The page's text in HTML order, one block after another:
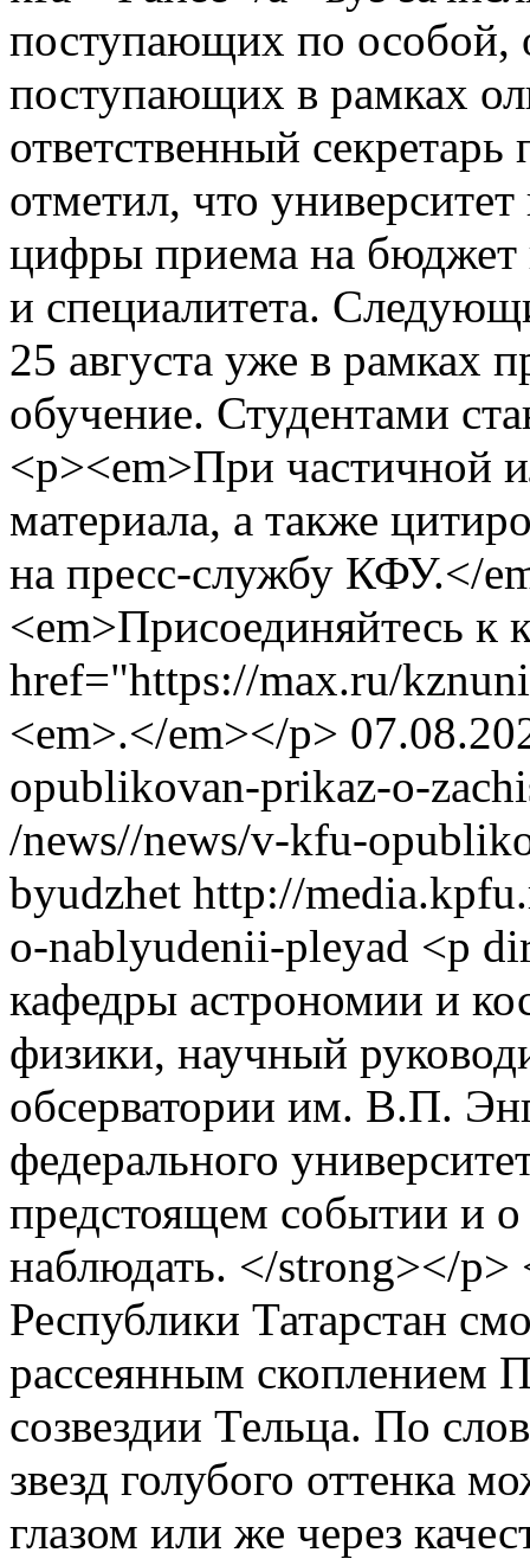
поступающих по особой,
поступающих в рамках
ответственный
отметил, что
цифры приема на бюджет
и специалитета.
25 августа уже в рамках
обучение. Студентами
<p><em>При частичной
материала, а также
на пресс-службу КФУ.</
<em>Присоединяйтесь к
href="https://max.ru/
<em>.</em></p>
opublikovan-prikaz-o-
/news//news/v-kfu-
byudzhet http://
o-nablyudenii-pleyad <p
кафедры астрономии и
физики, научный
обсерватории им. В.П.
федерального
предстоящем событии и о
наблюдать. </strong></
Республики Татарстан
рассеянным скоплением
созвездии Тельца. По
звезд голубого оттенка
глазом или же через